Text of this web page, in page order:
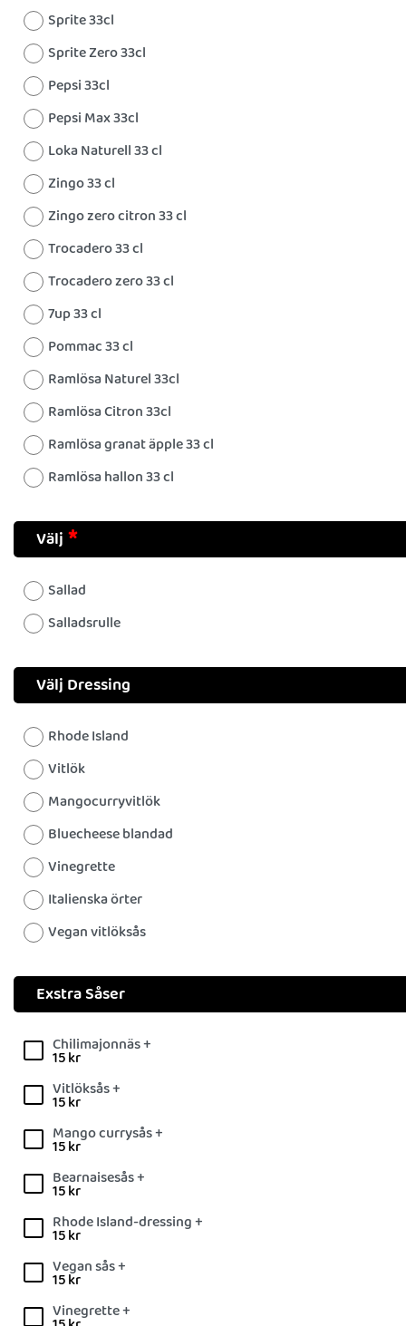
Sprite 33cl
Sprite Zero 33cl
Pepsi 33cl
Pepsi Max 33cl
Loka Naturell 33 cl
Zingo 33 cl
Zingo zero citron 33 cl
Trocadero 33 cl
Trocadero zero 33 cl
7up 33 cl
Pommac 33 cl
Ramlösa Naturel 33cl
Ramlösa Citron 33cl
Ramlösa granat äpple 33 cl
Ramlösa hallon 33 cl
Välj
Sallad
Salladsrulle
Välj Dressing
Rhode Island
Vitlök
Mangocurryvitlök
Bluecheese blandad
Vinegrette
Italienska örter
Vegan vitlöksås
Exstra Såser
Chilimajonnäs +
15kr
Vitlöksås +
15kr
Mango currysås +
15kr
Bearnaisesås +
15kr
Rhode Island-dressing +
15kr
Vegan sås +
15kr
Vinegrette +